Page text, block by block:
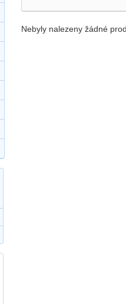
Nebyly nalezeny žádné